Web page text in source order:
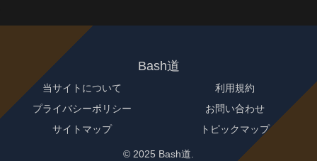
Bash道
当サイトについて
利用規約
プライバシーポリシー
お問い合わせ
サイトマップ
トピックマップ
© 2025 Bash道.